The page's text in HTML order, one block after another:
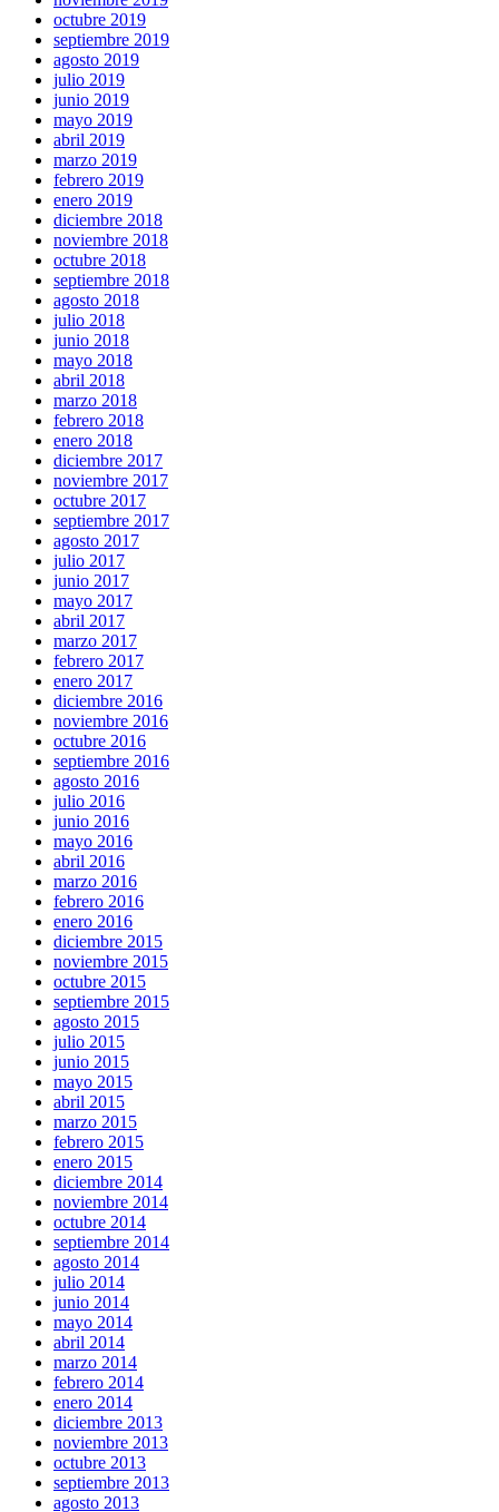
octubre 2019
septiembre 2019
agosto 2019
julio 2019
junio 2019
mayo 2019
abril 2019
marzo 2019
febrero 2019
enero 2019
diciembre 2018
noviembre 2018
octubre 2018
septiembre 2018
agosto 2018
julio 2018
junio 2018
mayo 2018
abril 2018
marzo 2018
febrero 2018
enero 2018
diciembre 2017
noviembre 2017
octubre 2017
septiembre 2017
agosto 2017
julio 2017
junio 2017
mayo 2017
abril 2017
marzo 2017
febrero 2017
enero 2017
diciembre 2016
noviembre 2016
octubre 2016
septiembre 2016
agosto 2016
julio 2016
junio 2016
mayo 2016
abril 2016
marzo 2016
febrero 2016
enero 2016
diciembre 2015
noviembre 2015
octubre 2015
septiembre 2015
agosto 2015
julio 2015
junio 2015
mayo 2015
abril 2015
marzo 2015
febrero 2015
enero 2015
diciembre 2014
noviembre 2014
octubre 2014
septiembre 2014
agosto 2014
julio 2014
junio 2014
mayo 2014
abril 2014
marzo 2014
febrero 2014
enero 2014
diciembre 2013
noviembre 2013
octubre 2013
septiembre 2013
agosto 2013